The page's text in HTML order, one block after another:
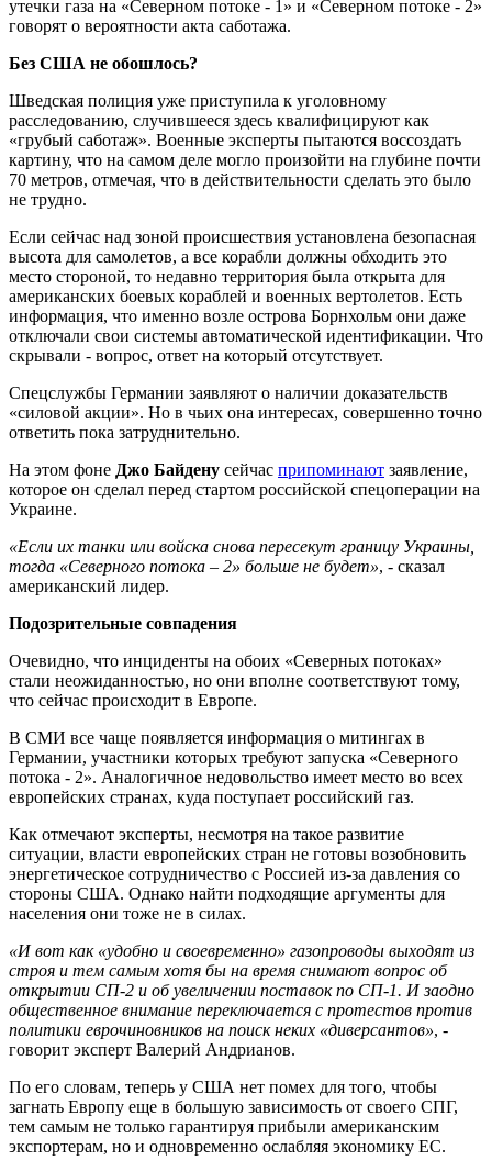
утечки газа на «Северном потоке - 1» и «Северном потоке - 2»
говорят о вероятности акта саботажа.
Без США не обошлось?
Шведская полиция уже приступила к уголовному
расследованию, случившееся здесь квалифицируют как
«грубый саботаж». Военные эксперты пытаются воссоздать
картину, что на самом деле могло произойти на глубине почти
70 метров, отмечая, что в действительности сделать это было
не трудно.
Если сейчас над зоной происшествия установлена безопасная
высота для самолетов, а все корабли должны обходить это
место стороной, то недавно территория была открыта для
американских боевых кораблей и военных вертолетов. Есть
информация, что именно возле острова Борнхольм они даже
отключали свои системы автоматической идентификации. Что
скрывали - вопрос, ответ на который отсутствует.
Спецслужбы Германии заявляют о наличии доказательств
«силовой акции». Но в чьих она интересах, совершенно точно
ответить пока затруднительно.
На этом фоне Джо Байдену сейчас припоминают заявление,
которое он сделал перед стартом российской спецоперации на
Украине.
«Если их танки или войска снова пересекут границу Украины,
тогда «Северного потока – 2» больше не будет», - сказал
американский лидер.
Подозрительные совпадения
Очевидно, что инциденты на обоих «Северных потоках»
стали неожиданностью, но они вполне соответствуют тому,
что сейчас происходит в Европе.
В СМИ все чаще появляется информация о митингах в
Германии, участники которых требуют запуска «Северного
потока - 2». Аналогичное недовольство имеет место во всех
европейских странах, куда поступает российский газ.
Как отмечают эксперты, несмотря на такое развитие
ситуации, власти европейских стран не готовы возобновить
энергетическое сотрудничество с Россией из-за давления со
стороны США. Однако найти подходящие аргументы для
населения они тоже не в силах.
«И вот как «удобно и своевременно» газопроводы выходят из
строя и тем самым хотя бы на время снимают вопрос об
открытии СП-2 и об увеличении поставок по СП-1. И заодно
общественное внимание переключается с протестов против
политики еврочиновников на поиск неких «диверсантов», -
говорит эксперт Валерий Андрианов.
По его словам, теперь у США нет помех для того, чтобы
загнать Европу еще в большую зависимость от своего СПГ,
тем самым не только гарантируя прибыли американским
экспортерам, но и одновременно ослабляя экономику ЕС.